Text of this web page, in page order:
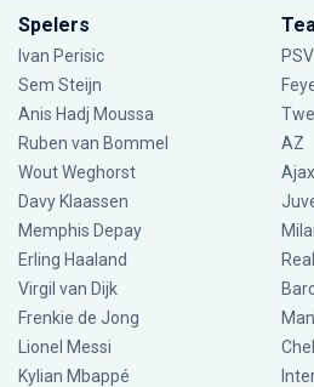
Spelers
Ivan Perisic
Sem Steijn
Anis Hadj Moussa
Ruben van Bommel
Wout Weghorst
Davy Klaassen
Memphis Depay
Erling Haaland
Virgil van Dijk
Frenkie de Jong
Lionel Messi
Kylian Mbappé
PSV
AZ
Ajax